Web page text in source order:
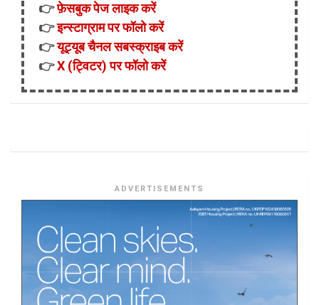
👉फ़ेसबुक पेज लाइक करें
👉इन्स्टाग्राम पर फॉलो करें
👉यूट्यूब चैनल सबस्क्राइब करें
👉X (ट्विटर) पर फॉलो करें
ADVERTISEMENTS